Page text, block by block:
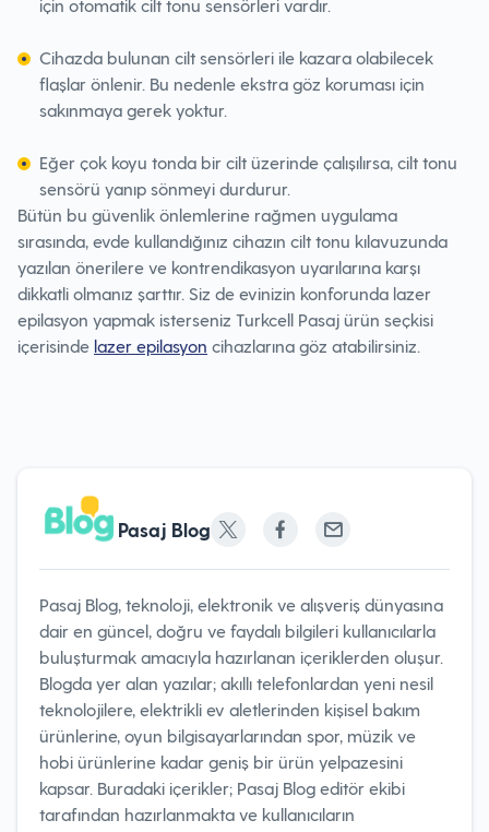
için otomatik cilt tonu sensörleri vardır.
Cihazda bulunan cilt sensörleri ile kazara olabilecek
flaşlar önlenir. Bu nedenle ekstra göz koruması için
sakınmaya gerek yoktur.
Eğer çok koyu tonda bir cilt üzerinde çalışılırsa, cilt tonu
sensörü yanıp sönmeyi durdurur.
Bütün bu güvenlik önlemlerine rağmen uygulama
sırasında, evde kullandığınız cihazın cilt tonu kılavuzunda
yazılan önerilere ve kontrendikasyon uyarılarına karşı
dikkatli olmanız şarttır. Siz de evinizin konforunda lazer
epilasyon yapmak isterseniz Turkcell Pasaj ürün seçkisi
içerisinde lazer epilasyon cihazlarına göz atabilirsiniz.
Pasaj Blog
Pasaj Blog, teknoloji, elektronik ve alışveriş dünyasına
dair en güncel, doğru ve faydalı bilgileri kullanıcılarla
buluşturmak amacıyla hazırlanan içeriklerden oluşur.
Blogda yer alan yazılar; akıllı telefonlardan yeni nesil
teknolojilere, elektrikli ev aletlerinden kişisel bakım
ürünlerine, oyun bilgisayarlarından spor, müzik ve
hobi ürünlerine kadar geniş bir ürün yelpazesini
kapsar. Buradaki içerikler; Pasaj Blog editör ekibi
tarafından hazırlanmakta ve kullanıcıların